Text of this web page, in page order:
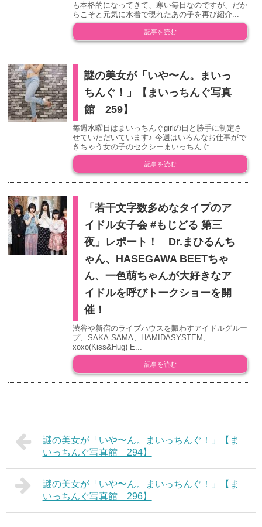
も本格的になってきて、寒い毎日なのですが、だか
らこそと元気に水着で現れたあの子を再び紹介...
記事を読む
謎の美女が「いや〜ん。まいっ
ちんぐ！」【まいっちんぐ写真
館 259】
毎週水曜日はまいっちんぐgirlの日と勝手に制定さ
せていただいています♪ 今週はいろんなお仕事がで
きちゃう女の子のセクシーまいっちんぐ...
記事を読む
「若干文字数多めなタイプのア
イドル女子会 #もじどる 第三
夜」レポート！ Dr.まひるんち
ゃん、HASEGAWA BEETちゃ
ん、一色萌ちゃんが大好きなア
イドルを呼びトークショーを開
催！
渋谷や新宿のライブハウスを賑わすアイドルグルー
プ、SAKA-SAMA、HAMIDASYSTEM、
xoxo(Kiss&Hug) E...
記事を読む
謎の美女が「いや〜ん。まいっちんぐ！」【ま
いっちんぐ写真館 294】
謎の美女が「いや〜ん。まいっちんぐ！」【ま
いっちんぐ写真館 296】